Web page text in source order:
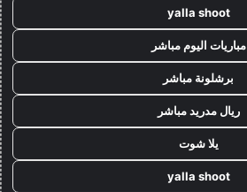
yalla shoot
مباريات اليوم مباشر
برشلونة مباشر
ريال مدريد مباشر
يلا شوت
yalla shoot